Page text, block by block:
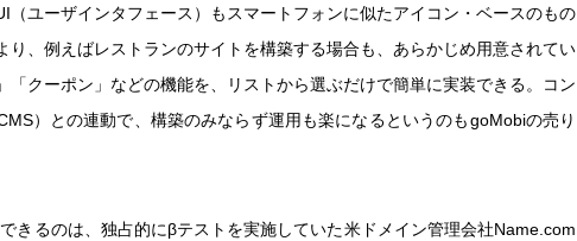
（ユーザインタフェース）もスマートフォンに似たアイコン・ベースのもの
り、例えばレストランのサイトを構築する場合も、あらかじめ用意されてい
「クーポン」などの機能を、リストから選ぶだけで簡単に実装できる。コン
）との連動で、構築のみならず運用も楽になるというのもgoMobiの売り
きるのは、独占的にβテストを実施していた米ドメイン管理会社Name.com